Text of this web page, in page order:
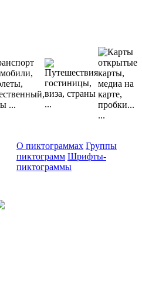
О пиктограммах Группы
пиктограмм Шрифты-
пиктограммы